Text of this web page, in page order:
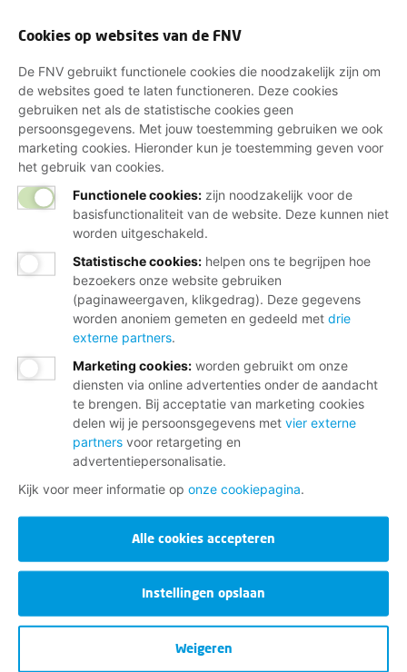
Cookies op websites van de FNV
De FNV gebruikt functionele cookies die noodzakelijk zijn om
de websites goed te laten functioneren. Deze cookies
gebruiken net als de statistische cookies geen
persoonsgegevens. Met jouw toestemming gebruiken we ook
marketing cookies. Hieronder kun je toestemming geven voor
het gebruik van cookies.
Functionele cookies: zijn noodzakelijk voor de
basisfunctionaliteit van de website. Deze kunnen niet
worden uitgeschakeld.
Statistische cookies: helpen ons te begrijpen hoe
bezoekers onze website gebruiken
(paginaweergaven, klikgedrag). Deze gegevens
worden anoniem gemeten en gedeeld met drie
externe partners.
Marketing cookies: worden gebruikt om onze
diensten via online advertenties onder de aandacht
te brengen. Bij acceptatie van marketing cookies
delen wij je persoonsgegevens met vier externe
partners voor retargeting en
advertentiepersonalisatie.
Kijk voor meer informatie op onze cookiepagina.
Alle cookies accepteren
Instellingen opslaan
Weigeren